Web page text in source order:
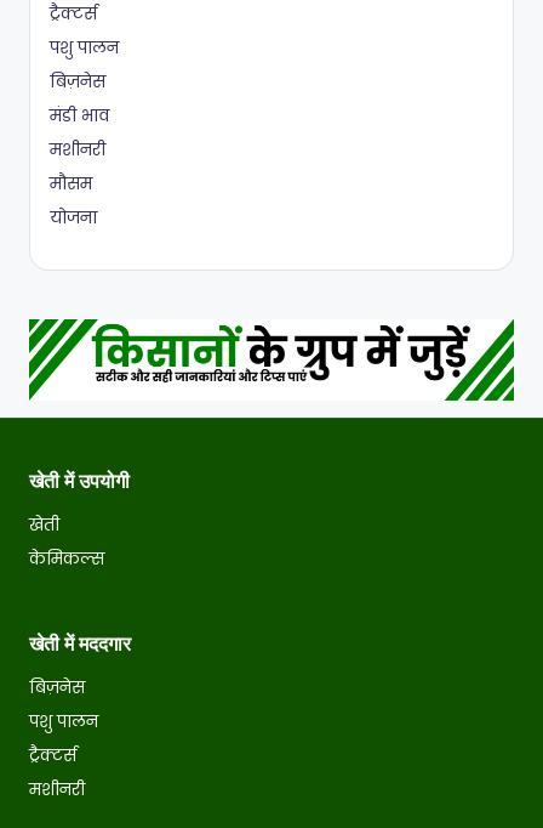
ट्रैक्टर्स
पशु पालन
बिज़नेस
मंडी भाव
मशीनरी
मौसम
योजना
खेती में उपयोगी
खेती
केमिकल्स
खेती में मददगार
बिज़नेस
पशु पालन
ट्रैक्टर्स
मशीनरी